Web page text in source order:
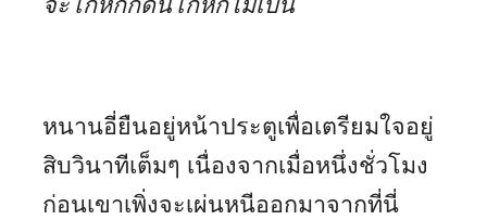
หนานอี่ยืนอยู่หน้าประตูเพื่อเตรียมใจอยู่
สิบวินาทีเต็มๆ เนื่องจากเมื่อหนึ่งชั่วโมง
ก่อนเขาเพิ่งจะเผ่นหนีออกมาจากที่นี่